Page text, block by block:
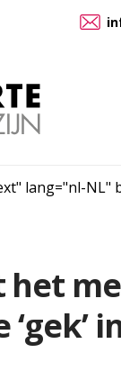
lang="nl-NL"